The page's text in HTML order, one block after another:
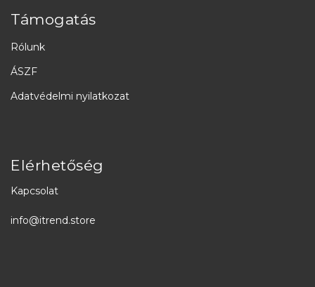
Támogatás
Rólunk
ÁSZF
Adatvédelmi nyilatkozat
Elérhetőség
Kapcsolat
info@itrend.store